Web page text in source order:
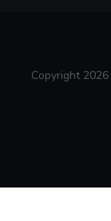
Copyright 2026